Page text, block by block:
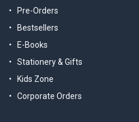
Pre-Orders
Bestsellers
E-Books
Stationery & Gifts
Kids Zone
Corporate Orders